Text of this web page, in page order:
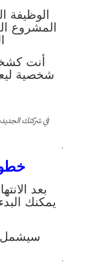
الوظيفة
المشروع
أنت
شخصية
في شركتك
.
بعد
يمكنك
سيشمل
.